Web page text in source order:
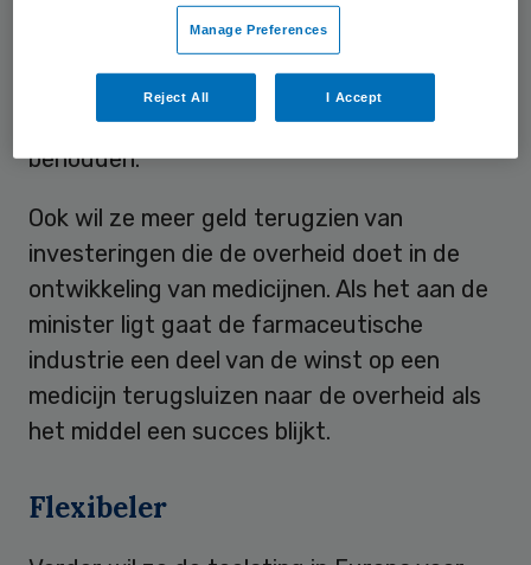
kwamen die er om innovatie te stimuleren,
maar nu worden ze volgens haar door de
farmaceuten gebruikt om hun
monopoliepositie zo lang mogelijk te
behouden.
Ook wil ze meer geld terugzien van
investeringen die de overheid doet in de
ontwikkeling van medicijnen. Als het aan de
minister ligt gaat de farmaceutische
industrie een deel van de winst op een
medicijn terugsluizen naar de overheid als
het middel een succes blijkt.
Flexibeler
Manage Preferences
Reject All I Accept